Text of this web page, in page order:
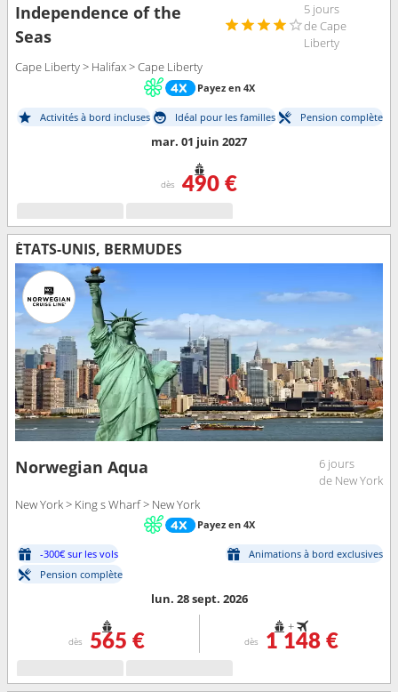
Independence of the
Seas
5 jours
de Cape
Liberty
Cape Liberty > Halifax > Cape Liberty
Payez en 4X
Activités à bord incluses Idéal pour les familles Pension complète
mar. 01 juin 2027
dès 490 €
ÉTATS-UNIS, BERMUDES
Norwegian Aqua
6 jours
de New York
New York > King s Wharf > New York
Payez en 4X
-300€ sur les vols
Animations à bord exclusives
Pension complète
lun. 28 sept. 2026
dès 565 €
+
dès 1 148 €